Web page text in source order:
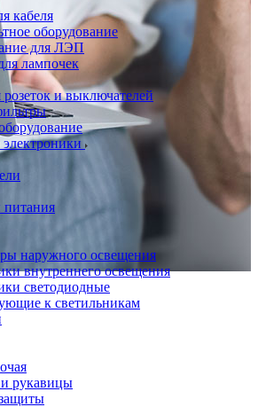
кабеля
оборудование
для ЛЭП
лампочек
и выключателей
наружного освещения
внутреннего освещения
светодиодные
к светильникам
рукавицы